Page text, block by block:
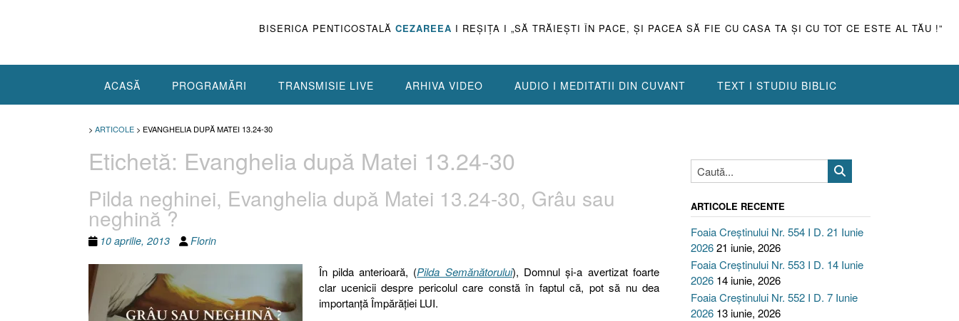
BISERICA PENTICOSTALĂ CEZAREEA I REŞIŢA I „SĂ TRĂIEŞTI ÎN PACE, ŞI PACEA SĂ FIE CU CASA TA ŞI CU TOT CE ESTE AL TĂU !”
ACASĂ PROGRAMĂRI TRANSMISIE LIVE ARHIVA VIDEO AUDIO I MEDITATII DIN CUVANT TEXT I STUDIU BIBLIC
> ARTICOLE > EVANGHELIA DUPĂ MATEI 13.24-30
Etichetă: Evanghelia după Matei 13.24-30
Pilda neghinei, Evanghelia după Matei 13.24-30, Grâu sau
neghină ?
10 aprilie, 2013 Florin
În pilda anterioară, (Pilda Semănătorului), Domnul şi-a avertizat foarte
clar ucenicii despre pericolul care constă în faptul că, pot să nu dea
importanţă Împărăţiei LUI.
ARTICOLE RECENTE
Foaia Creștinului Nr. 554 I D. 21 Iunie
202621 iunie, 2026
Foaia Creștinului Nr. 553 I D. 14 Iunie
2026 14 iunie, 2026
Foaia Creștinului Nr. 552 I D. 7 Iunie
2026 13 iunie, 2026